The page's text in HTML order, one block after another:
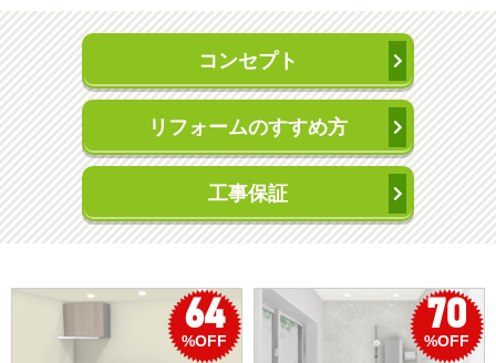
コンセプト
リフォームのすすめ方
工事保証
50
%OFF